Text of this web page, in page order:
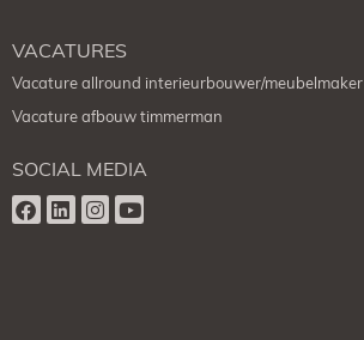
VACATURES
Vacature allround interieurbouwer/meubelmaker
Vacature afbouw timmerman
SOCIAL MEDIA